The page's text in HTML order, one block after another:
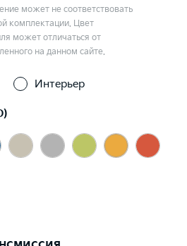
может не соответствовать
комплектации. Цвет
может отличаться от
на данном сайте.
Интерьер